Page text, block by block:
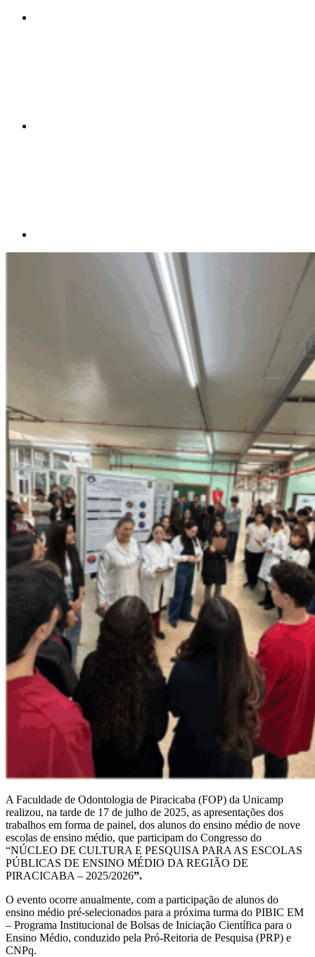
A Faculdade de Odontologia de Piracicaba (FOP) da Unicamp
realizou, na tarde de 17 de julho de 2025, as apresentações dos
trabalhos em forma de painel, dos alunos do ensino médio de nove
escolas de ensino médio, que participam do Congresso do
“NÚCLEO DE CULTURA E PESQUISA PARA AS ESCOLAS
PÚBLICAS DE ENSINO MÉDIO DA REGIÃO DE
PIRACICABA – 2025/2026”.
O evento ocorre anualmente, com a participação de alunos do
ensino médio pré-selecionados para a próxima turma do PIBIC EM
– Programa Institucional de Bolsas de Iniciação Científica para o
Ensino Médio, conduzido pela Pró-Reitoria de Pesquisa (PRP) e
CNPq.